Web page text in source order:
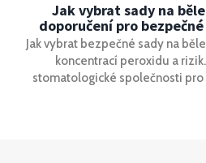
Jak vybrat sady na
doporučení pro
Jak vybrat bezpečné sady na
koncentrací peroxidu a
stomatologické společnosti